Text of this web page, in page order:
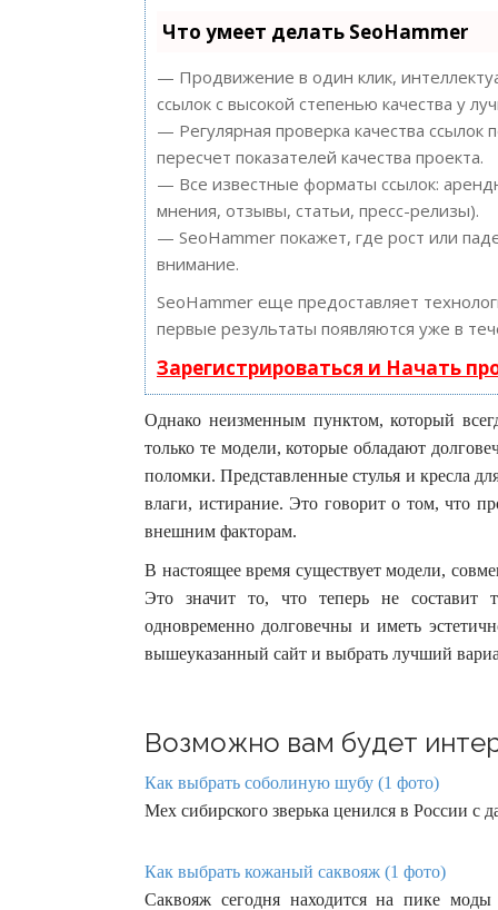
Что умеет делать SeoHammer
— Продвижение в один клик,
ссылок с высокой степенью качества у
— Регулярная проверка качества
пересчет показателей качества проекта.
— Все известные форматы ссылок:
мнения, отзывы, статьи, пресс-релизы).
— SeoHammer покажет, где рост или
внимание.
SeoHammer еще предоставляет
первые результаты появляются уже в
Зарегистрироваться и Начать
Однако неизменным пунктом, который
только те модели, которые обладают
поломки. Представленные стулья и кресла
влаги, истирание. Это говорит о том, что
внешним факторам.
В настоящее время существует модели,
Это значит то, что теперь не составит
одновременно долговечны и иметь
вышеуказанный сайт и выбрать лучший
Возможно вам будет
Как выбрать соболиную шубу (1 фото)
Мех сибирского зверька ценился в России с
Как выбрать кожаный саквояж (1 фото)
Саквояж сегодня находится на пике